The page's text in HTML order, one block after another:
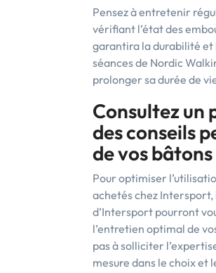
Pensez à entretenir
vérifiant l’état des
garantira la durabilité et
séances de Nordic
prolonger sa durée de
Consultez un
des conseils
de vos
Pour optimiser
achetés chez
d’Intersport pourront
l’entretien optimal de
pas à solliciter
mesure dans le choix et